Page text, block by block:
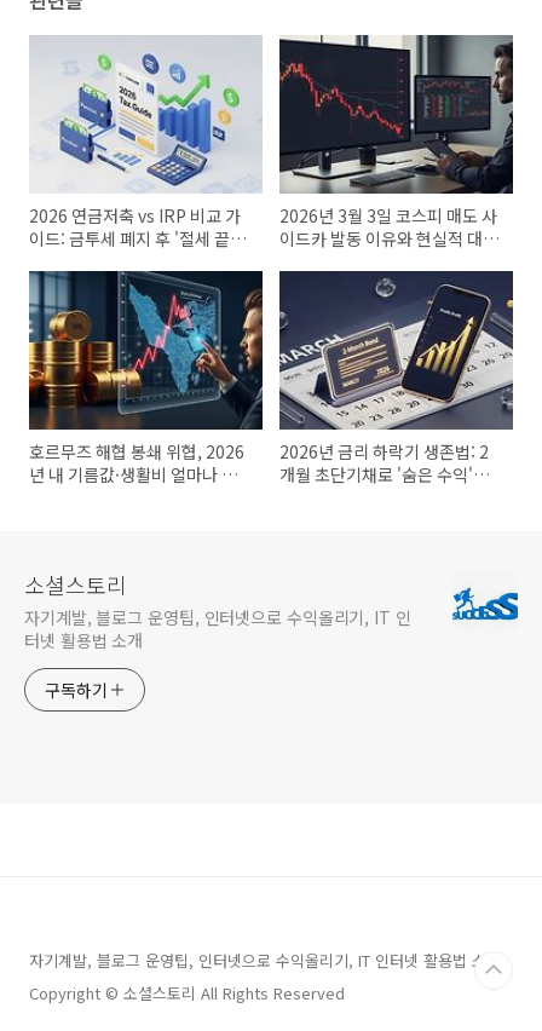
2026 연금저축 vs IRP 비교 가
이드: 금투세 폐지 후 '절세 끝판
2026년 3월 3일 코스피 매도 사
이드카 발동 이유와 현실적 대응
호르무즈 해협 봉쇄 위협, 2026
년 내 기름값·생활비 얼마나 오
2026년 금리 하락기 생존법: 2
개월 초단기채로 '숨은 수익'
소셜스토리
자기계발, 블로그 운영팁, 인터넷으로 수익올리기, IT 인
터넷 활용법 소개
구독하기
자기계발, 블로그 운영팁, 인터넷으로 수익올리기, IT 인터넷 활용법 소개
Copyright © 소셜스토리 All Rights Reserved